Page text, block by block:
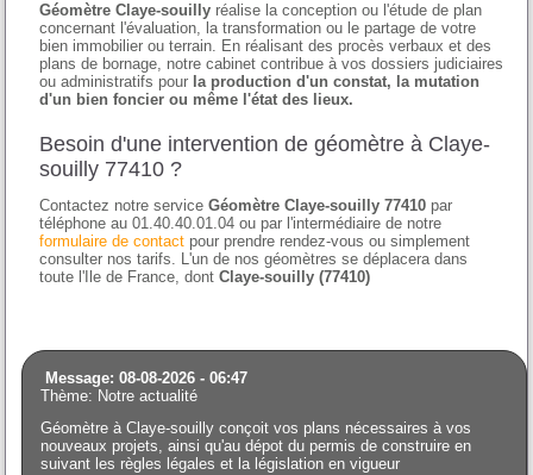
Géomètre Claye-souilly réalise la conception ou l'étude de plan
concernant l'évaluation, la transformation ou le partage de votre
bien immobilier ou terrain. En réalisant des procès verbaux et des
plans de bornage, notre cabinet contribue à vos dossiers judiciaires
ou administratifs pour la production d'un constat, la mutation
d'un bien foncier ou même l'état des lieux.
Besoin d'une intervention de géomètre à Claye-
souilly 77410 ?
Contactez notre serviceGéomètre Claye-souilly 77410 par
téléphone au 01.40.40.01.04 ou par l'intermédiaire de notre
formulaire de contact pour prendre rendez-vous ou simplement
consulter nos tarifs. L'un de nos géomètres se déplacera dans
toute l'Ile de France, dontClaye-souilly (77410)
Message: 08-08-2026 - 06:47
Thème: Notre actualité
Géomètre à Claye-souilly conçoit vos plans nécessaires à vos
nouveaux projets, ainsi qu'au dépot du permis de construire en
suivant les règles légales et la législation en vigueur